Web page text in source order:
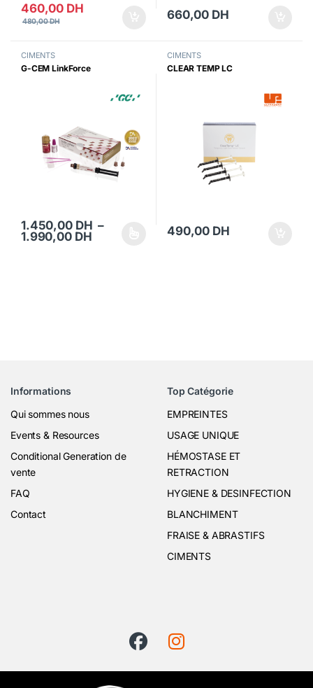
460,00 DH
480,00DH 660,00 DH
CIMENTS
G-CEM LinkForce
1.450,00 DH –
1.990,00 DHPlage de prix : 1.450,00 DH à 1.990,00
Ce produit a plusieurs variations. Les options peuvent être
CIMENTS
CLEAR TEMP LC
490,00 DH
Informations
Qui sommes nous
Events & Resources
Conditional Generation de
vente
FAQ
Contact
Top Catégorie
EMPREINTES
USAGE UNIQUE
HÉMOSTASE ET
RETRACTION
HYGIENE & DESINFECTION
BLANCHIMENT
FRAISE & ABRASTIFS
CIMENTS